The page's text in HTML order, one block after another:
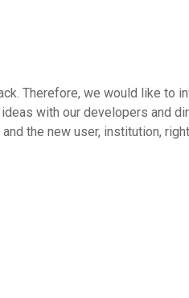
Therefore, we would like to
with our developers and
the new user, institution,